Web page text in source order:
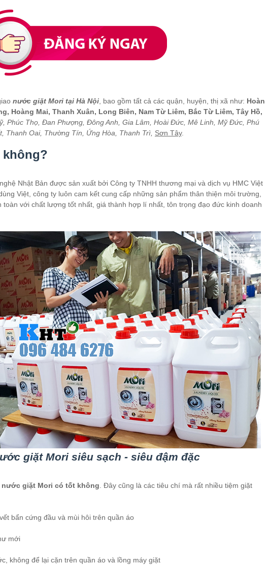
nước giặt Mori tại Hà Nội , bao gồm tất cả các quận, huyện, thị xã như: Hoàn
Hoàng Mai, Thanh Xuân, Long Biên, Nam Từ Liêm, Bắc Từ Liêm, Tây Hồ,
Phúc Thọ, Đan Phượng, Đông Anh, Gia Lâm, Hoài Đức, Mê Linh, Mỹ Đức, Phú
Thanh Oai, Thường Tín, Ứng Hòa, Thanh Trì, Sơn Tây.
Nhật Bản được sản xuất bởi Công ty TNHH thương mại và dịch vụ HMC Việt
Việt, công ty luôn cam kết cung cấp những sản phẩm thân thiện môi trường,
với chất lượng tốt nhất, giá thành hợp lí nhất, tôn trọng đạo đức kinh doanh
giặt Mori siêu sạch - siêu đậm đặc
nước giặt Mori có tốt không . Đây cũng là các tiêu chí mà rất nhiều tiệm giặt
bẩn cứng đầu và mùi hôi trên quần áo
mới
không để lại cặn trên quần áo và lồng máy giặt